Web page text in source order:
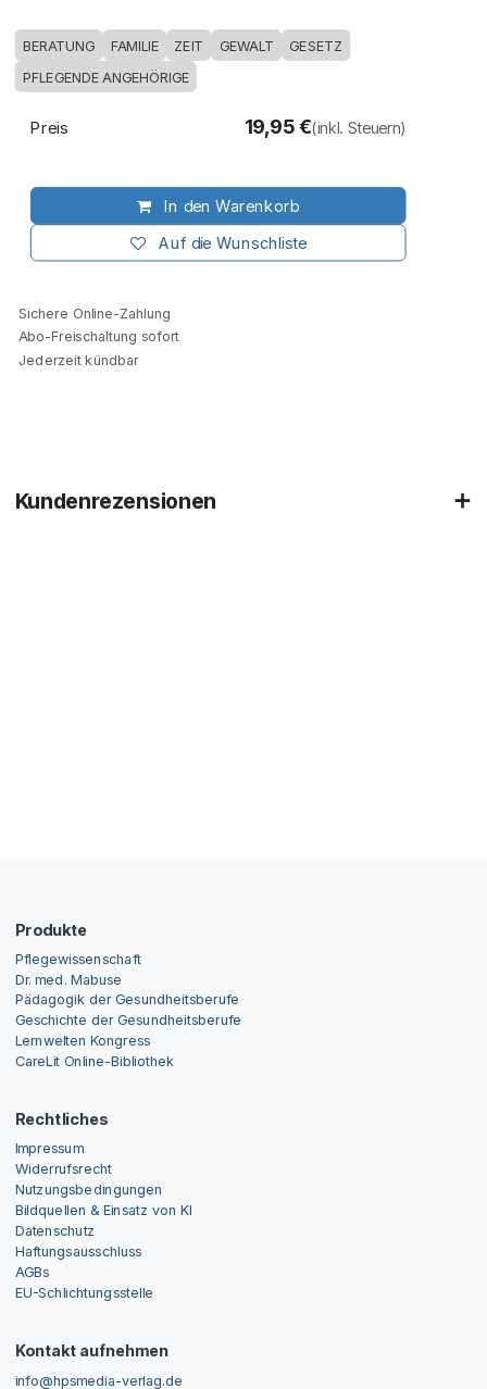
BERATUNG FAMILIE ZEIT GEWALT GESETZ
PFLEGENDE ANGEHÖRIGE
In den Warenkorb
Auf die Wunschliste
Preis 19,95€(inkl. Steuern)
Sichere Online-Zahlung
Abo-Freischaltung sofort
Jederzeit kündbar
Kundenrezensionen
Produkte
Pflegewissenschaft
Dr. med. Mabuse
Pädagogik der Gesundheitsberufe
Geschichte der Gesundheitsberufe
Lernwelten Kongress
CareLit Online-Bibliothek
Rechtliches
Impressum
Widerrufsrecht
Nutzungsbedingungen
Bildquellen & Einsatz von KI
Datenschutz
Haftungsausschluss
AGBs
EU-Schlichtungsstelle
Kontakt aufnehmen
info@hpsmedia-verlag.de